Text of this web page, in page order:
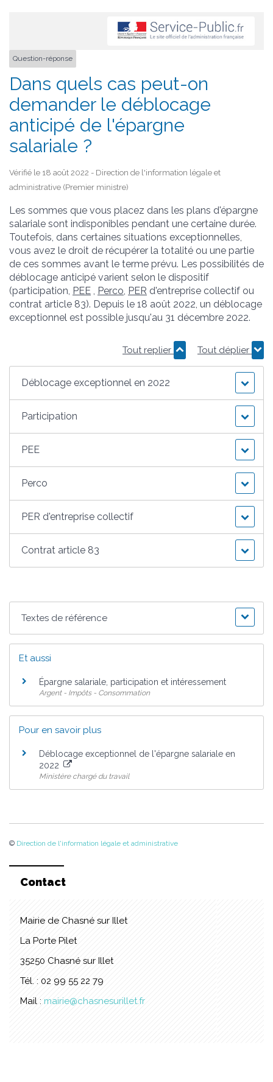
Question-réponse
Dans quels cas peut-on
demander le déblocage
anticipé de l'épargne
salariale ?
Vérifié le 18 août 2022 - Direction de l'information légale et
administrative (Premier ministre)
Les sommes que vous placez dans les plans d'épargne
salariale sont indisponibles pendant une certaine durée.
Toutefois, dans certaines situations exceptionnelles,
vous avez le droit de récupérer la totalité ou une partie
de ces sommes avant le terme prévu. Les possibilités de
déblocage anticipé varient selon le dispositif
(participation, PEE Perco PER d'entreprise collectif ou
contrat article 83). Depuis le 18 août 2022, un déblocage
exceptionnel est possible jusqu'au 31 décembre 2022.
Tout replier Tout déplier
Déblocage exceptionnel en 2022
Participation
PEE
Perco
PER d'entreprise collectif
Contrat article 83
Textes de référence
Et aussi
Épargne salariale, participation et intéressement
Argent - Impôts - Consommation
Pour en savoir plus
Déblocage exceptionnel de l'épargne salariale en
2022
Ministère chargé du travail
© Direction de l'information légale et administrative
Contact
Mairie de Chasné sur Illet
La Porte Pilet
35250 Chasné sur Illet
Tél. : 02 99 55 22 79
Mail : mairie@chasnesurillet.fr